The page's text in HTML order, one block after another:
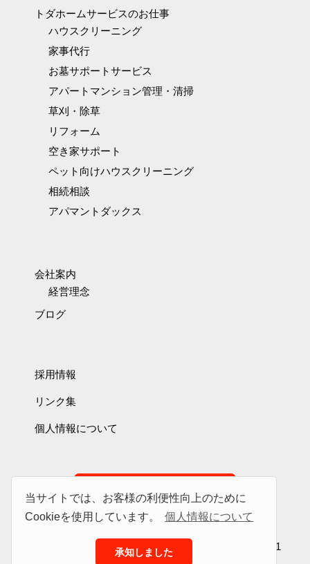
当サイトでは、お客様の利便性向上のために
Cookieを使用しています。
個人情報について
承知しました
トダホームサービスのお仕事
ハウスクリーニング
家事代行
お墓サポートサービス
アパートマンション管理・清掃
草刈・除草
リフォーム
空き家サポート
ペット向けハウスクリーニング
相続相談
アパマントダックス
会社案内
経営理念
ブログ
採用情報
リンク集
個人情報について
お問い合わせ
トダホームサービス株式会社 静岡県掛川市領家1250-1